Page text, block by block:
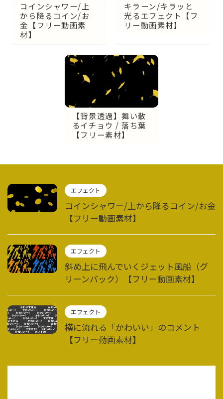
コインシャワー/上
から降るコイン/お
金【フリー動画素
材】
キラーン/キラッと
光るエフェクト【フ
リー動画素材】
【背景透過】舞い散
るイチョウ / 落ち葉
【フリー素材】
エフェクト
コインシャワー/上から降るコイン/お金
【フリー動画素材】
エフェクト
斜め上に飛んでいくジェット風船（グ
リーンバック）【フリー動画素材】
エフェクト
横に流れる「かわいい」のコメント
【フリー動画素材】